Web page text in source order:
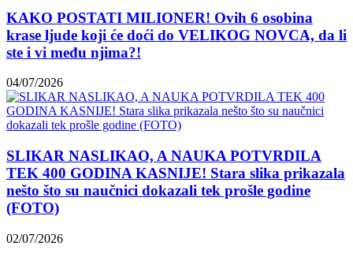
KAKO POSTATI MILIONER! Ovih 6 osobina
krase ljude koji će doći do VELIKOG NOVCA, da li
ste i vi među njima?!
04/07/2026
SLIKAR NASLIKAO, A NAUKA POTVRDILA
TEK 400 GODINA KASNIJE! Stara slika prikazala
nešto što su naučnici dokazali tek prošle godine
(FOTO)
02/07/2026